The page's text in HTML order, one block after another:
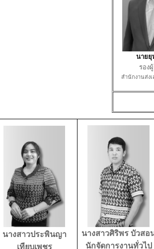
นายยุ
รอง
สำนักงานส่งเ
นางสาวประพินญา
เทียบเพชร
นางสาวศิริพร บัวสอ
นักจัดการงานทั่วไป